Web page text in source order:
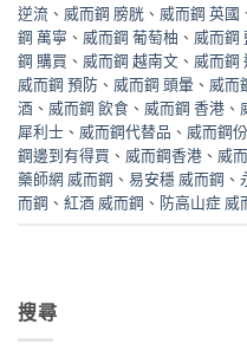
逆流 、 威而鋼 膀胱 、 威而鋼 英國
鋼 萬寧 、 威而鋼 葡萄柚 、 威而鋼
鋼 購買 、 威而鋼 越南文 、 威而鋼
威而鋼 預防 、 威而鋼 頭暈 、 威而
酒 、 威而鋼 飲食 、 威而鋼 香港 、
犀利士 、 威而鋼代替品 、 威而鋼
鋼邊到有得買 、 威而鋼香港 、 威
藥師網 威而鋼 、 易安穩 威而鋼 、
而鋼 、 紅酒 威而鋼 、 防高山症 威
搜尋